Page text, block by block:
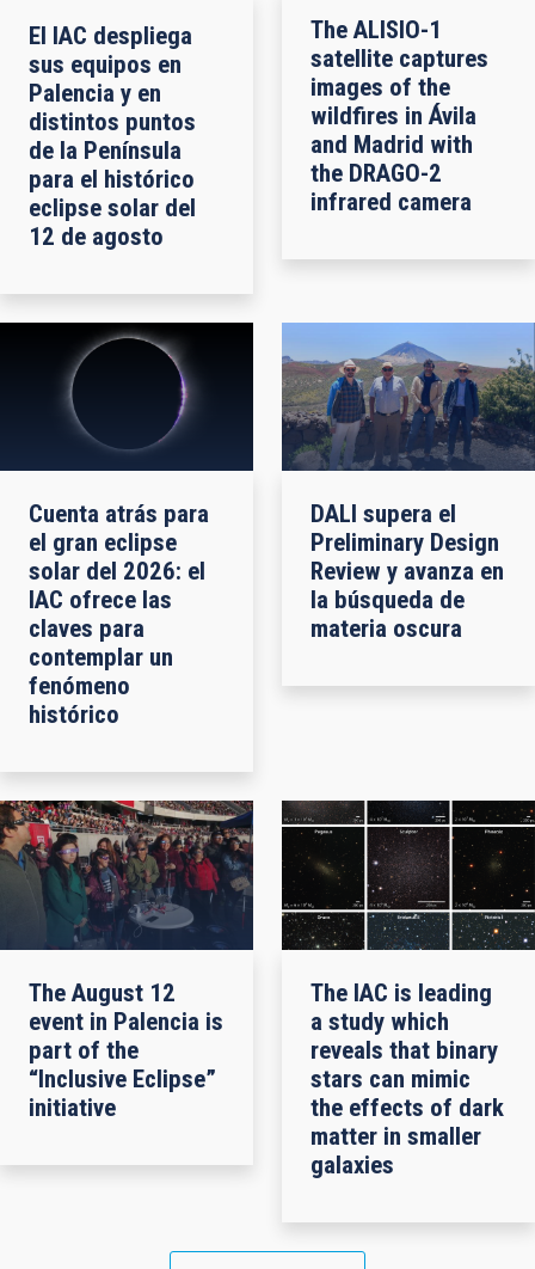
El IAC despliega
sus equipos en
Palencia y en
distintos puntos
de la Península
para el histórico
eclipse solar del
12 de agosto
The ALISIO-1
satellite captures
images of the
wildfires in Ávila
and Madrid with
the DRAGO-2
infrared camera
Cuenta atrás para
el gran eclipse
solar del 2026: el
IAC ofrece las
claves para
contemplar un
fenómeno
histórico
DALI supera el
Preliminary Design
Review y avanza en
la búsqueda de
materia oscura
The August 12
event in Palencia is
part of the
“Inclusive Eclipse”
initiative
The IAC is leading
a study which
reveals that binary
stars can mimic
the effects of dark
matter in smaller
galaxies